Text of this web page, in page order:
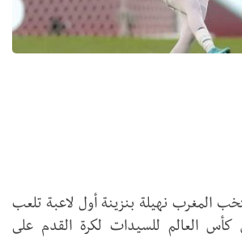
المغرب نهيلة بنزينة أول لاعبة تلعب
كأس العالم للسيدات لكرة القدم على